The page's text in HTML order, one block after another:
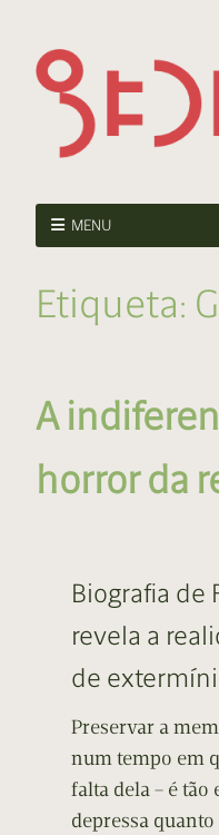
MENU
Etiqueta:
A
horror da
Biografia de
revela a
de
Preservar a
num tempo em
falta dela – é tão
depressa